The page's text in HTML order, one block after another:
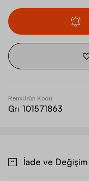
Renk
Gri
Ürün Kodu
101571863
İade ve Değişim